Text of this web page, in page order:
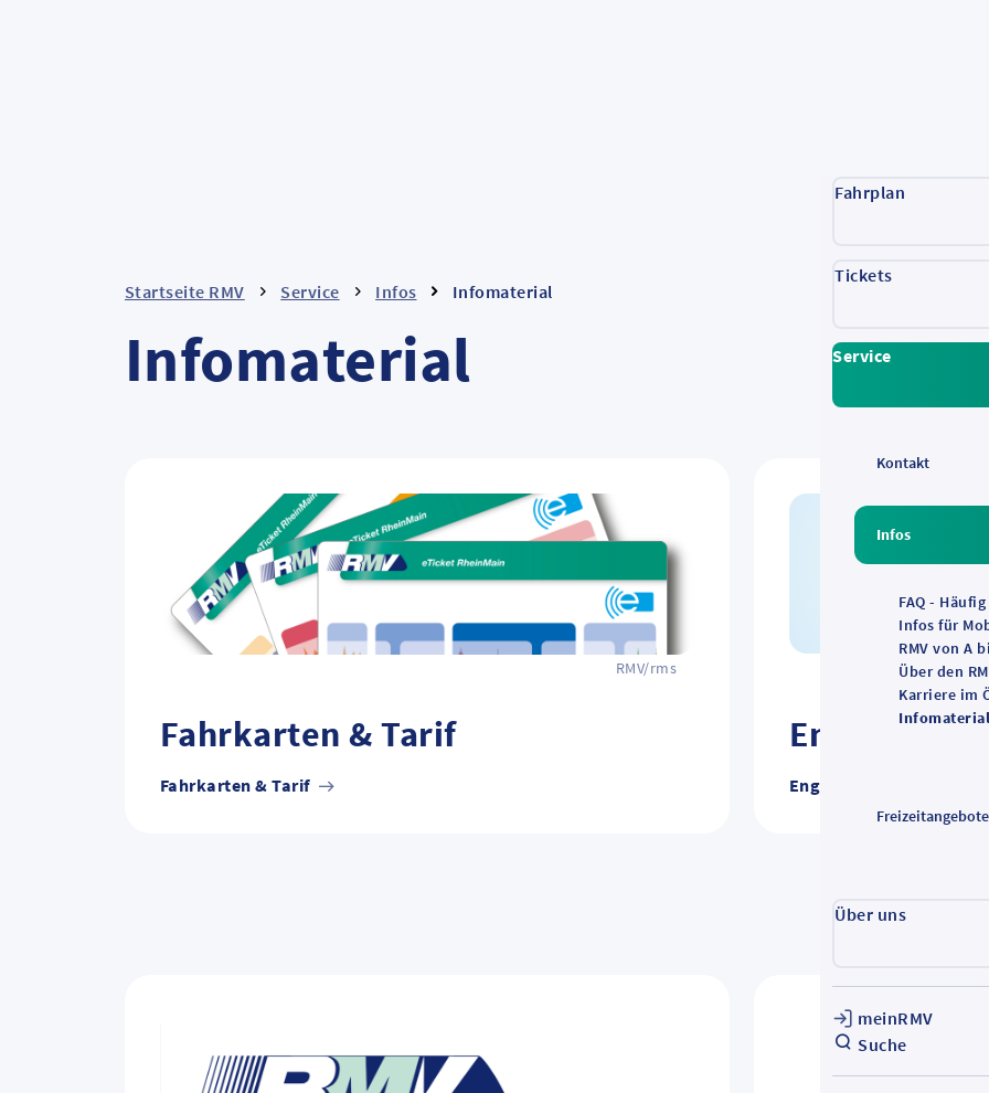
Fahrplan
Tickets
Service
Kontakt
Infos
FAQ -
Infos für
RMV von A
Über den
Karriere im
Infomaterial
Freizeitangebote
Über uns
meinRMV
Suche
Startseite RMV Service Infos Infomaterial
Infomaterial
RMV/rms
Fahrkarten & Tarif
Fahrkarten & Tarif
Englisches
Englisches Infomaterial